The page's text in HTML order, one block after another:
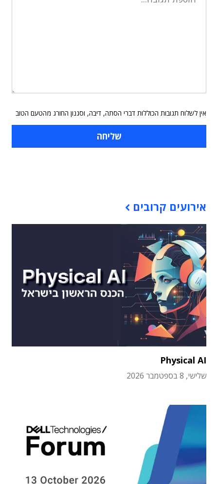
אין לשלוח תגובות הכוללות דברי הסתה, דיבה, וסגנון החורג מהטעם הטוב
אירועים קרובים
Physical AI
שלישי, 8 בספטמבר 2026